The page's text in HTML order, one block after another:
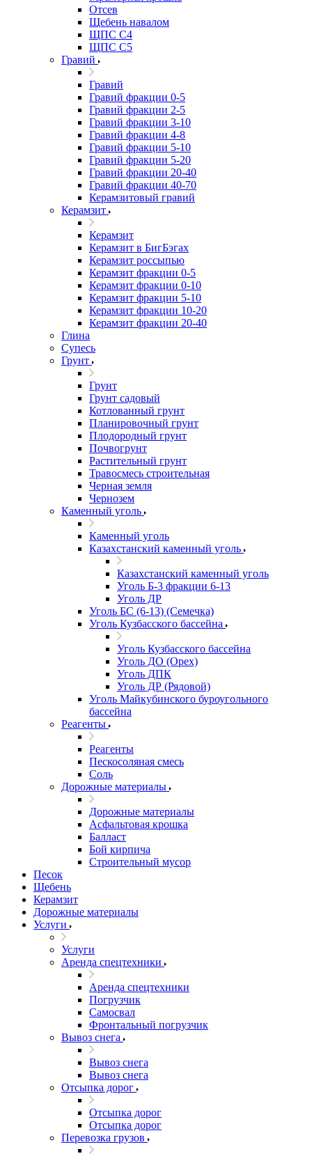
Отсев
Щебень навалом
ЩПС С4
ЩПС С5
Гравий
Гравий
Гравий фракции 0-5
Гравий фракции 2-5
Гравий фракции 3-10
Гравий фракции 4-8
Гравий фракции 5-10
Гравий фракции 5-20
Гравий фракции 20-40
Гравий фракции 40-70
Керамзитовый гравий
Керамзит
Керамзит
Керамзит в БигБэгах
Керамзит россыпью
Керамзит фракции 0-5
Керамзит фракции 0-10
Керамзит фракции 5-10
Керамзит фракции 10-20
Керамзит фракции 20-40
Глина
Супесь
Грунт
Грунт
Грунт садовый
Котлованный грунт
Планировочный грунт
Плодородный грунт
Почвогрунт
Растительный грунт
Травосмесь строительная
Черная земля
Чернозем
Каменный уголь
Каменный уголь
Казахстанский каменный уголь
Казахстанский каменный уголь
Уголь Б-3 фракции 6-13
Уголь ДР
Уголь БС (6-13) (Семечка)
Уголь Кузбасского бассейна
Уголь Кузбасского бассейна
Уголь ДО (Орех)
Уголь ДПК
Уголь ДР (Рядовой)
Уголь Майкубинского буроугольного
бассейна
Реагенты
Реагенты
Пескосоляная смесь
Соль
Дорожные материалы
Дорожные материалы
Асфальтовая крошка
Балласт
Бой кирпича
Строительный мусор
Песок
Щебень
Керамзит
Дорожные материалы
Услуги
Услуги
Аренда спецтехники
Аренда спецтехники
Погрузчик
Самосвал
Фронтальный погрузчик
Вывоз снега
Вывоз снега
Вывоз снега
Отсыпка дорог
Отсыпка дорог
Отсыпка дорог
Перевозка грузов